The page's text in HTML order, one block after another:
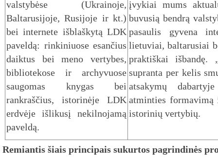
valstybėse (Ukrainoje,
Baltarusijoje, Rusijoje ir kt.)
bei internete išblaškytą LDK
paveldą: rinkiniuose esančius
daiktus bei meno vertybes,
bibliotekose ir archyvuose
saugomas knygas bei
rankraščius, istorinėje LDK
erdvėje išlikusį nekilnojamą
paveldą.
įvykiai mums
buvusią bendrą
pasaulis gyvena
lietuviai, baltarusiai
praktiškai išbandę.
supranta per kelis
atsakymų
atminties
istorinių vertybių.
Remiantis šiais principais sukurtos pagrindinės